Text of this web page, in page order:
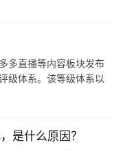
多直播等内容板块发布
级体系。该等级体系以
是什么原因？